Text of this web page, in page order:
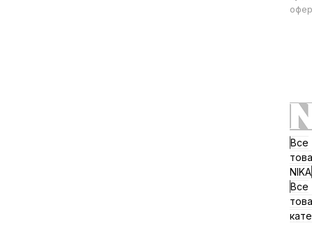
Все
NIKA
Все